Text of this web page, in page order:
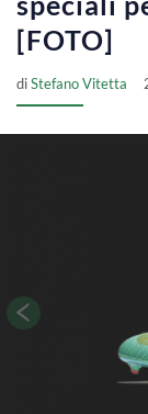
[FOTO]
diStefano Vitetta